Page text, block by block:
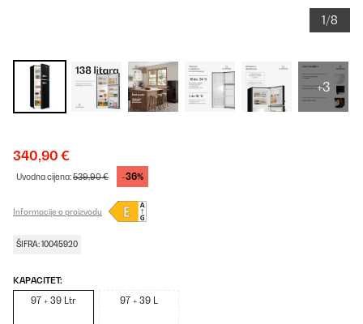
1/8
+3
340,90 €
Uvodna cijena:539,90 € -36%
Informacije o proizvodu
ŠIFRA: 10045920
KAPACITET:
97 + 39 Ltr 97 + 39 L